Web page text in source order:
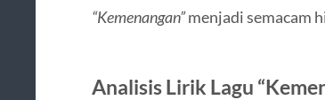
“Kemenangan”menjadi semacam
Analisis Lirik Lagu